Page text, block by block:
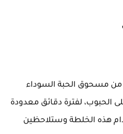
مسحوق الحبة السوداء
الحبوب، لفترة دقائق معدودة
هذه الخلطة وستلاحظين